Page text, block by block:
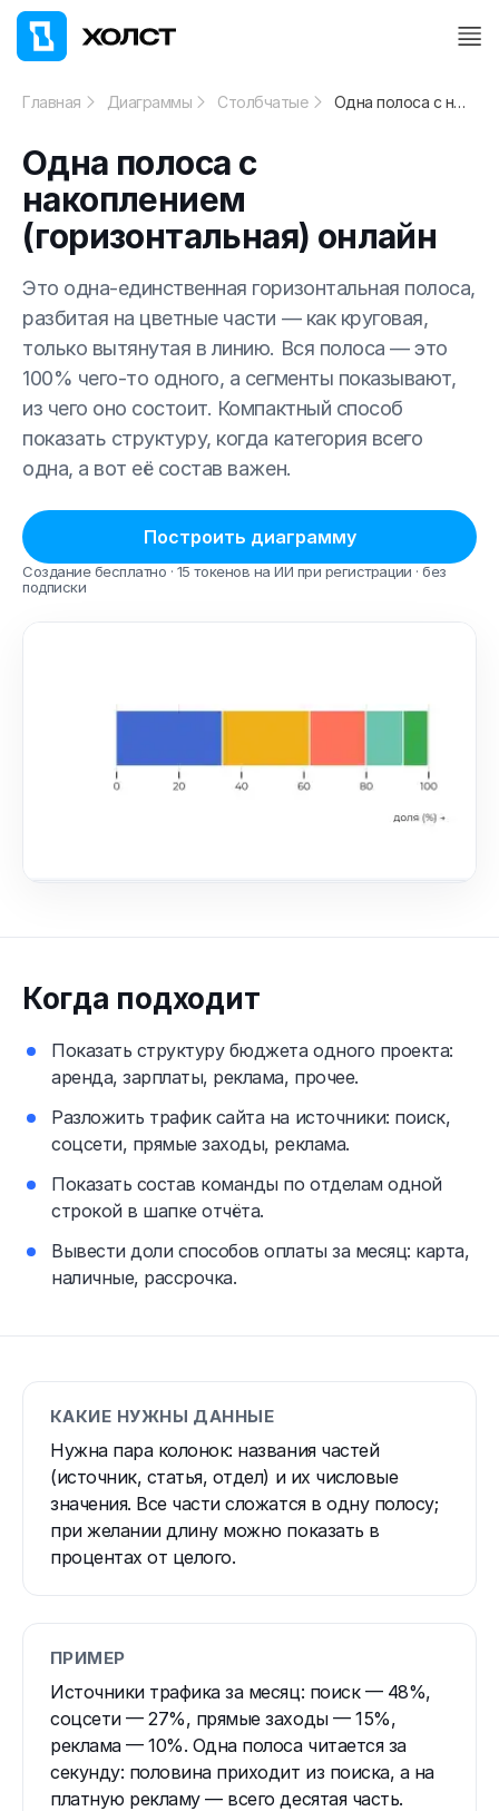
Главная Диаграммы Столбчатые Одна полоса с накоплением (горизонтальная) онлайн
Одна полоса с
накоплением
(горизонтальная) онлайн
Это одна-единственная горизонтальная полоса,
разбитая на цветные части — как круговая,
только вытянутая в линию. Вся полоса — это
100% чего-то одного, а сегменты показывают,
из чего оно состоит. Компактный способ
показать структуру, когда категория всего
одна, а вот её состав важен.
Построить диаграмму
Создание бесплатно · 15 токенов на ИИ при регистрации · без
подписки
Когда подходит
Показать структуру бюджета одного проекта:
аренда, зарплаты, реклама, прочее.
Разложить трафик сайта на источники: поиск,
соцсети, прямые заходы, реклама.
Показать состав команды по отделам одной
строкой в шапке отчёта.
Вывести доли способов оплаты за месяц: карта,
наличные, рассрочка.
КАКИЕ НУЖНЫ ДАННЫЕ
Нужна пара колонок: названия частей
(источник, статья, отдел) и их числовые
значения. Все части сложатся в одну полосу;
при желании длину можно показать в
процентах от целого.
ПРИМЕР
Источники трафика за месяц: поиск — 48%,
соцсети — 27%, прямые заходы — 15%,
реклама — 10%. Одна полоса читается за
секунду: половина приходит из поиска, а на
платную рекламу — всего десятая часть.